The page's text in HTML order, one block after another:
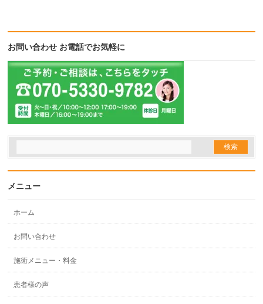
お問い合わせ お電話でお気軽に
メニュー
ホーム
お問い合わせ
施術メニュー・料金
患者様の声